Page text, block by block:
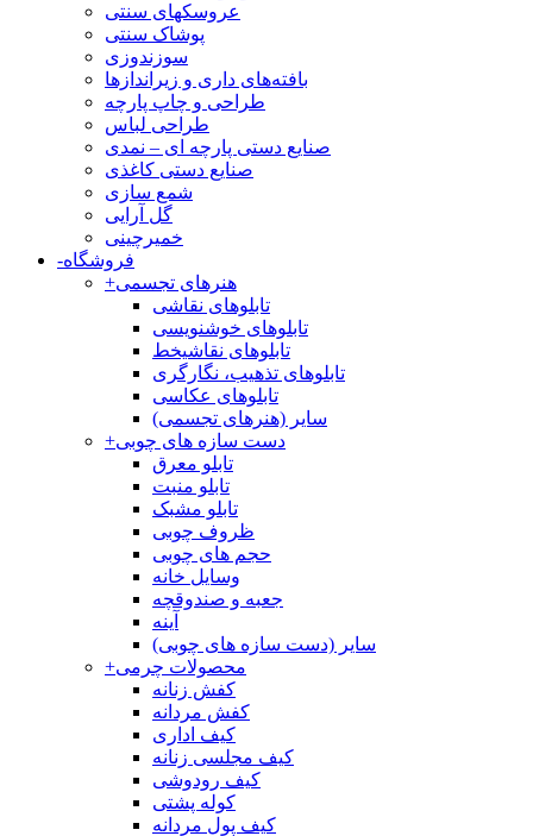
عروسکهای سنتی
پوشاک سنتی
سوزندوزی
بافته‌های داری و زیراندازها
طراحی و چاپ پارچه
طراحی لباس
صنایع دستی پارچه ای – نمدی
صنایع دستی کاغذی
شمع سازی
گل آرایی
خمیرچینی
-فروشگاه
+هنرهای تجسمی
تابلوهای نقاشی
تابلوهای خوشنویسی
تابلوهای نقاشیخط
تابلوهای تذهیب، نگارگری
تابلوهای عکاسی
سایر (هنرهای تجسمی)
+دست سازه های چوبی
تابلو معرق
تابلو منبت
تابلو مشبک
ظروف چوبی
حجم های چوبی
وسایل خانه
جعبه و صندوقچه
آینه
سایر (دست سازه های چوبی)
+محصولات چرمی
کفش زنانه
کفش مردانه
کیف اداری
کیف مجلسی زنانه
کیف رودوشی
کوله پشتی
کیف پول مردانه